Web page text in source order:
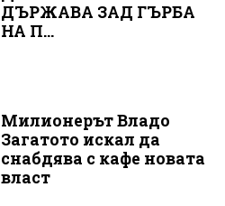
ДЪРЖАВА ЗАД ГЪРБА
НА П...
Милионерът Владо
Загатото искал да
снабдява с кафе новата
власт